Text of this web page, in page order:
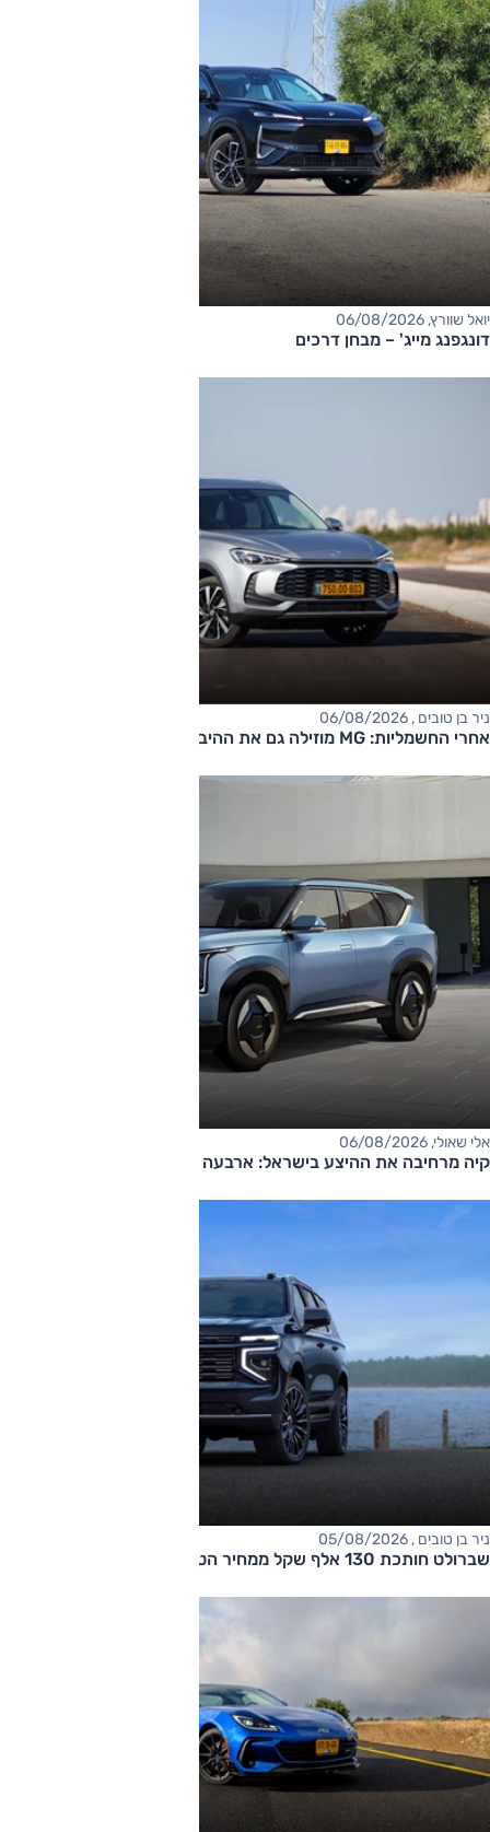
יואל שוורץ, 06/08/2026
דונגפנג מייג' – מבחן דרכים
ניר בן טובים , 06/08/2026
אחרי החשמליות: MG מוזילה גם את ההיברידיות
אלי שאולי, 06/08/2026
קיה מרחיבה את ההיצע בישראל: ארבעה דגמים חדשים בדרך
ניר בן טובים , 05/08/2026
שברולט חותכת 130 אלף שקל ממחיר הטאהו